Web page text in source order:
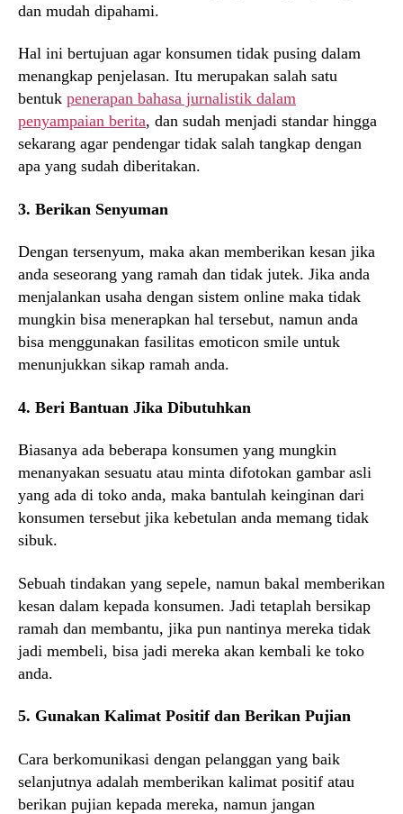
dan mudah dipahami.
Hal ini bertujuan agar konsumen tidak pusing dalam
menangkap penjelasan. Itu merupakan salah satu
bentuk penerapan bahasa jurnalistik dalam
penyampaian berita, dan sudah menjadi standar hingga
sekarang agar pendengar tidak salah tangkap dengan
apa yang sudah diberitakan.
3. Berikan Senyuman
Dengan tersenyum, maka akan memberikan kesan jika
anda seseorang yang ramah dan tidak jutek. Jika anda
menjalankan usaha dengan sistem online maka tidak
mungkin bisa menerapkan hal tersebut, namun anda
bisa menggunakan fasilitas emoticon smile untuk
menunjukkan sikap ramah anda.
4. Beri Bantuan Jika Dibutuhkan
Biasanya ada beberapa konsumen yang mungkin
menanyakan sesuatu atau minta difotokan gambar asli
yang ada di toko anda, maka bantulah keinginan dari
konsumen tersebut jika kebetulan anda memang tidak
sibuk.
Sebuah tindakan yang sepele, namun bakal memberikan
kesan dalam kepada konsumen. Jadi tetaplah bersikap
ramah dan membantu, jika pun nantinya mereka tidak
jadi membeli, bisa jadi mereka akan kembali ke toko
anda.
5. Gunakan Kalimat Positif dan Berikan Pujian
Cara berkomunikasi dengan pelanggan yang baik
selanjutnya adalah memberikan kalimat positif atau
berikan pujian kepada mereka, namun jangan